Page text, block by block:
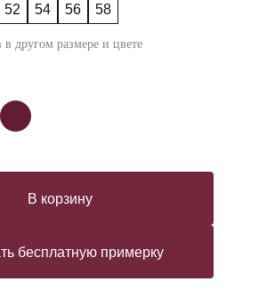
52 54 56 58
другом размере и цвете
В корзину
бесплатную примерку